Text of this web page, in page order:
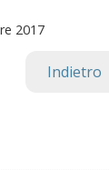
2017
Indietro